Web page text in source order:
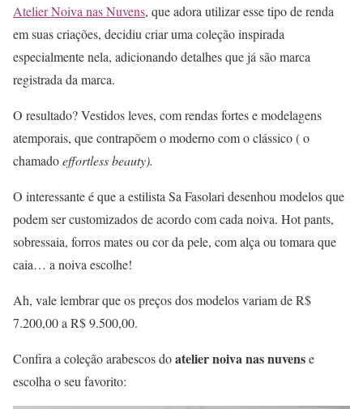
Atelier Noiva nas Nuvens, que adora utilizar esse tipo de renda
em suas criações, decidiu criar uma coleção inspirada
especialmente nela, adicionando detalhes que já são marca
registrada da marca.
O resultado? Vestidos leves, com rendas fortes e modelagens
atemporais, que contrapõem o moderno com o clássico ( o
chamadoeffortless beauty).
O interessante é que a estilista Sa Fasolari desenhou modelos que
podem ser customizados de acordo com cada noiva. Hot pants,
sobressaia, forros mates ou cor da pele, com alça ou tomara que
caia… a noiva escolhe!
Ah, vale lembrar que os preços dos modelos variam de R$
7.200,00 a R$ 9.500,00.
Confira a coleção arabescos doatelier noiva nas nuvense
escolha o seu favorito: